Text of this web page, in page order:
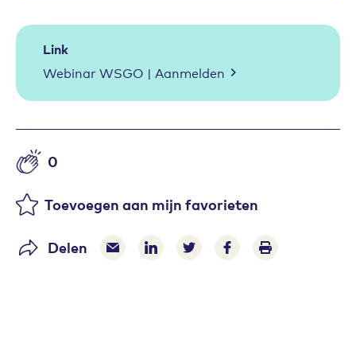
Link
Webinar WSGO | Aanmelden
Aantal likes
0
Toevoegen aan mijn favorieten
Delen Delen via e-mail
Delen via LinkedIn
Deel op Twitter
Deel op Facebook
Print pagina